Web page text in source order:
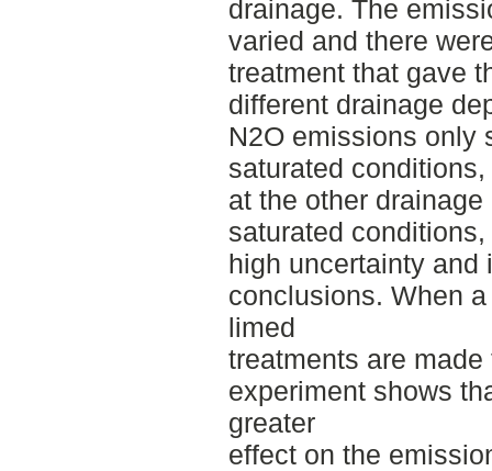
drainage. The
varied and there
treatment that gave
different drainage
N2O emissions only
saturated
at the other
saturated
high uncertainty and
conclusions. When
limed
treatments are
experiment shows
greater
effect on the